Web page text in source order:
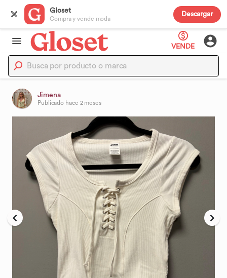
Gloset
Compra y vende moda
Descargar
VENDE
Jimena
Publicado hace 2 meses